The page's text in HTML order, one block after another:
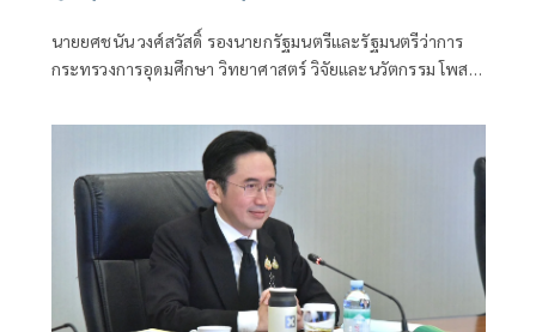
นายยศชนัน วงศ์สวัสดิ์ รองนายกรัฐมนตรีและรัฐมนตรีว่าการ
กระทรวงการอุดมศึกษา วิทยาศาสตร์ วิจัยและนวัตกรรม โพสต์
ครอบครัวผู้สูญเสีย